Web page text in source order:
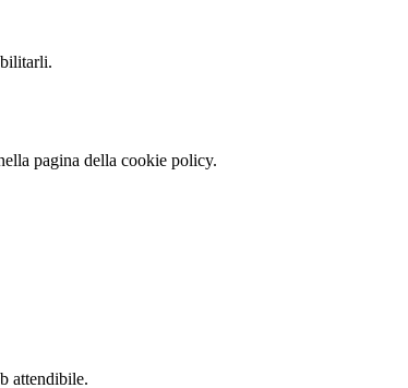
pagina della cookie policy.
attendibile.